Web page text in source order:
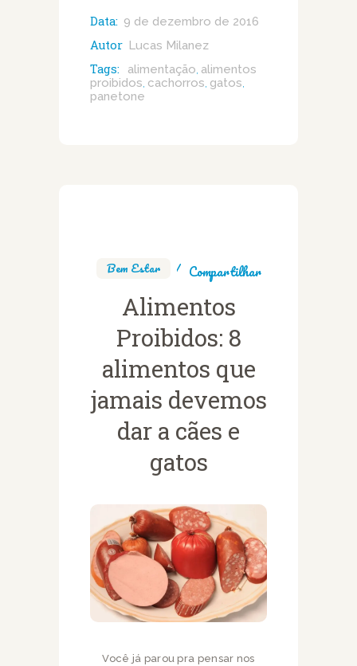
Data: 9 de dezembro de 2016
Autor Lucas Milanez
Tags: alimentação, alimentos
proibidos, cachorros, gatos,
panetone
Bem Estar Compartilhar
Alimentos
Proibidos: 8
alimentos que
jamais devemos
dar a cães e
gatos
Você já parou pra pensar nos